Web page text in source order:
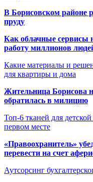
В Борисовском районе
пруду
Как облачные сервисы
работу миллионов
Какие материалы и
для квартиры и дома
Жительница Борисова
обратилась в милицию
Топ-6 тканей для
первом месте
«Правоохранитель»
перевести на счет
Аутсорсинг